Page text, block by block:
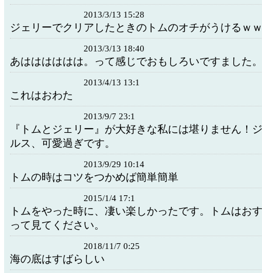
2013/3/13 15:28
ジェリーでクリアしたときのトムのオチがうけるｗｗ
2013/3/13 18:40
あはははははは。って感じでおもしろいですました。
2013/4/13 13:1
これはおわた
2013/9/7 23:1
『トムとジェリー』が大好きな私には堪りません！
ルス、可愛過ぎです。
2013/9/29 10:14
トムの時はコツをつかめば簡単簡単
2015/1/4 17:1
トムをやった時に、凄い楽しかったです。トムはお
って見てください。
2018/11/7 0:25
海の底はすばらしい